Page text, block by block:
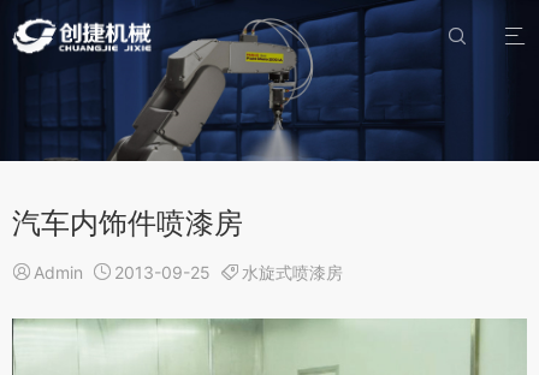


汽车内饰件喷漆房
 Admin  2013-09-25  水旋式喷漆房